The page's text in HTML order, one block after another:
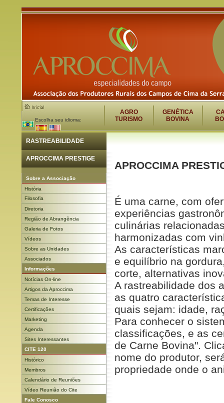
Escolha seu idioma:
AGRO
TURISMO
GENÉTICA
BOVINA
RASTREABILIDADE
APROCCIMA PRESTIGE
Sobre a Associação
História
Filosofia
Diretoria
Região de Abrangência
Galeria de Fotos
Vídeos
Sobre as Unidades
Associados
Informações
Notícias On-line
Artigos da Aproccima
Temas de Interesse
Certificações
Marketing
Agenda
Sites Interessantes
CITE 120
Histórico
Membros
Calendário de Reuniões
Vídeo Reunião do Cite
Fale Conosco
APROCCIMA
É uma carne, com
experiências
culinárias
harmonizadas com
As características
e equilíbrio na
corte, alternativas
A rastreabilidade dos
as quatro
quais sejam: idade,
Para conhecer o
classificações, e as
de Carne Bovina".
nome do produtor,
propriedade onde o